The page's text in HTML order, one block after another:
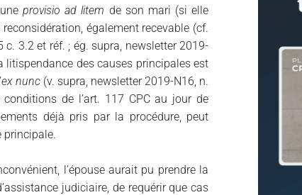
uneprovisio ad litem de son mari (si elle
également recevable (cf.
3.2 et réf. ; ég. supra, newsletter 2019-
litispendance des causes principales est
ex nunc (v. supra, newsletter 2019-N16, n.
de l’art. 117 CPC au jour de
déjà pris par la procédure, peut
principale.
l’épouse aurait pu prendre la
judiciaire, de requérir que cas